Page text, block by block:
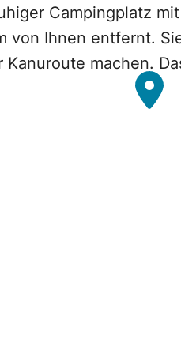
Campingplatz
von Ihnen entfernt.
machen.